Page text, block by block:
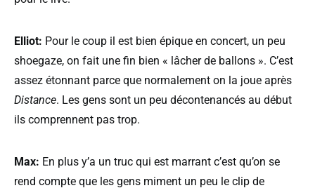
Elliot: Pour le coup il est bien épique en concert, un peu
shoegaze, on fait une fin bien « lâcher de ballons ». C’est
assez étonnant parce que normalement on la joue après
Distance. Les gens sont un peu décontenancés au début
ils comprennent pas trop.
Max: En plus y’a un truc qui est marrant c’est qu’on se
rend compte que les gens miment un peu le clip de